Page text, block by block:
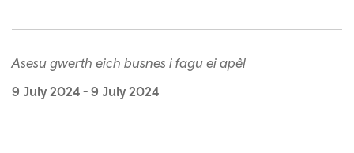
Asesu gwerth eich busnes i fagu ei apêl
9 July 2024 - 9 July 2024